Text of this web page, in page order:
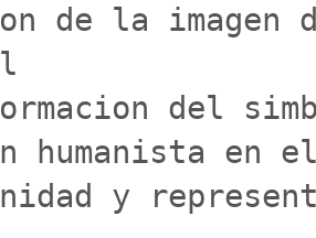
de la
del
humanista en
y